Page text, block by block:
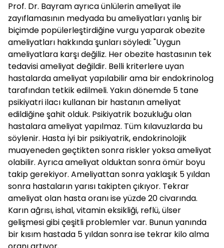
Prof. Dr. Bayram ayrıca ünlülerin ameliyat ile
zayıflamasının medyada bu ameliyatları yanlış bir
biçimde popülerleştirdiğine vurgu yaparak obezite
ameliyatları hakkında şunları söyledi: "Uygun
ameliyatlara karşı değiliz. Her obezite hastasının tek
tedavisi ameliyat değildir. Belli kriterlere uyan
hastalarda ameliyat yapılabilir ama bir endokrinolog
tarafından tetkik edilmeli. Yakın dönemde 5 tane
psikiyatri ilacı kullanan bir hastanın ameliyat
edildiğine şahit olduk. Psikiyatrik bozukluğu olan
hastalara ameliyat yapılmaz. Tüm kılavuzlarda bu
söylenir. Hasta İyi bir psikiyatrik, endokrinolojik
muayeneden geçtikten sonra riskler yoksa ameliyat
olabilir. Ayrıca ameliyat olduktan sonra ömür boyu
takip gerekiyor. Ameliyattan sonra yaklaşık 5 yıldan
sonra hastaların yarısı takipten çıkıyor. Tekrar
ameliyat olan hasta oranı ise yüzde 20 civarında.
Karın ağrısı, ishal, vitamin eksikliği, reflü, ülser
gelişmesi gibi çeşitli problemler var. Bunun yanında
bir kısım hastada 5 yıldan sonra ise tekrar kilo alma